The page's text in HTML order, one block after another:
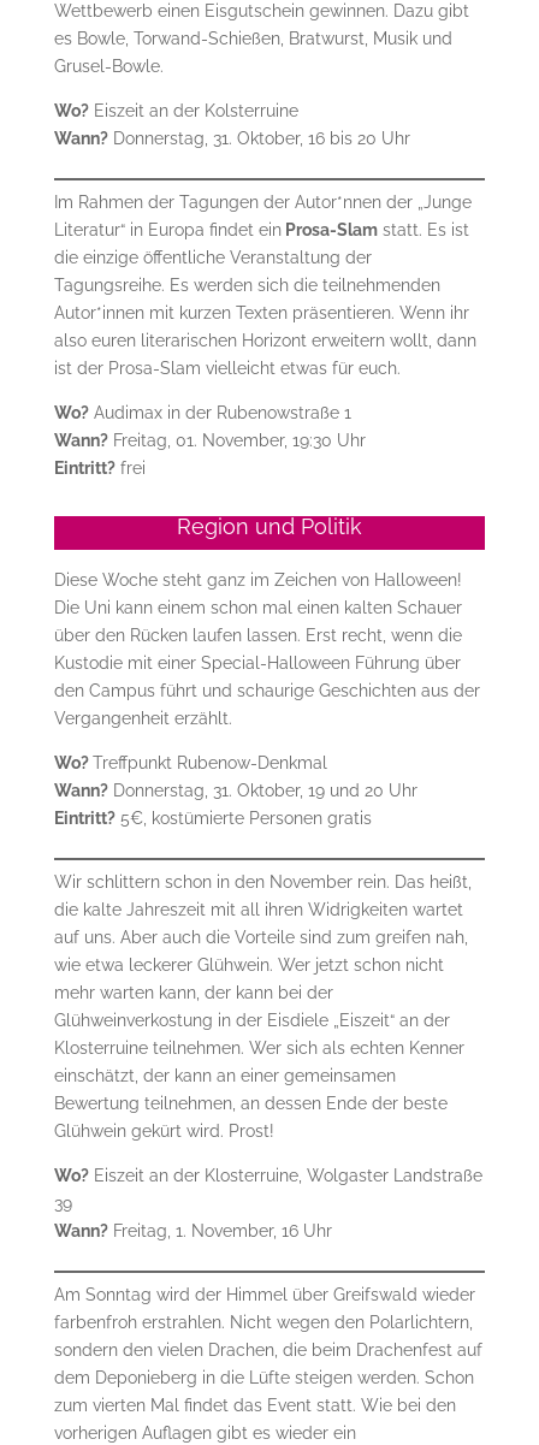
Wettbewerb einen Eisgutschein gewinnen. Dazu gibt
es Bowle, Torwand-Schießen, Bratwurst, Musik und
Grusel-Bowle.
Wo?Eiszeit an der Kolsterruine
Wann?Donnerstag, 31. Oktober, 16 bis 20 Uhr
Im Rahmen der Tagungen der Autor*nnen der „Junge
Literatur“ in Europa findet einProsa-Slamstatt. Es ist
die einzige öffentliche Veranstaltung der
Tagungsreihe. Es werden sich die teilnehmenden
Autor*innen mit kurzen Texten präsentieren. Wenn ihr
also euren literarischen Horizont erweitern wollt, dann
ist der Prosa-Slam vielleicht etwas für euch.
Wo?Audimax in der Rubenowstraße 1
Wann?Freitag, 01. November, 19:30 Uhr
Eintritt?frei
Region und Politik
Diese Woche steht ganz im Zeichen von Halloween!
Die Uni kann einem schon mal einen kalten Schauer
über den Rücken laufen lassen. Erst recht, wenn die
Kustodie mit einer Special-Halloween Führung über
den Campus führt und schaurige Geschichten aus der
Vergangenheit erzählt.
Wo?Treffpunkt Rubenow-Denkmal
Wann?Donnerstag, 31. Oktober, 19 und 20 Uhr
Eintritt?5€, kostümierte Personen gratis
Wir schlittern schon in den November rein. Das heißt,
die kalte Jahreszeit mit all ihren Widrigkeiten wartet
auf uns. Aber auch die Vorteile sind zum greifen nah,
wie etwa leckerer Glühwein. Wer jetzt schon nicht
mehr warten kann, der kann bei der
Glühweinverkostung in der Eisdiele „Eiszeit“ an der
Klosterruine teilnehmen. Wer sich als echten Kenner
einschätzt, der kann an einer gemeinsamen
Bewertung teilnehmen, an dessen Ende der beste
Glühwein gekürt wird. Prost!
Wo?Eiszeit an der Klosterruine, Wolgaster Landstraße
39
Wann?Freitag, 1. November, 16 Uhr
Am Sonntag wird der Himmel über Greifswald wieder
farbenfroh erstrahlen. Nicht wegen den Polarlichtern,
sondern den vielen Drachen, die beim Drachenfest auf
dem Deponieberg in die Lüfte steigen werden. Schon
zum vierten Mal findet das Event statt. Wie bei den
vorherigen Auflagen gibt es wieder ein